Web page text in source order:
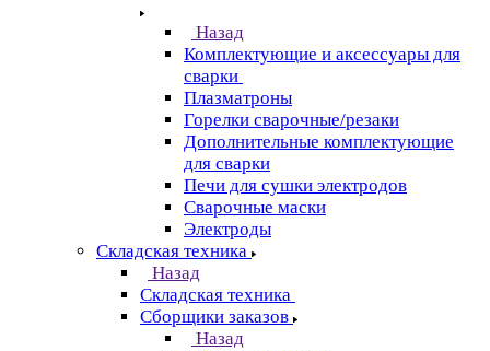
Назад
Комплектующие и аксессуары для
сварки
Плазматроны
Горелки сварочные/резаки
Дополнительные комплектующие
для сварки
Печи для сушки электродов
Сварочные маски
Электроды
Складская техника
Назад
Складская техника
Сборщики заказов
Назад